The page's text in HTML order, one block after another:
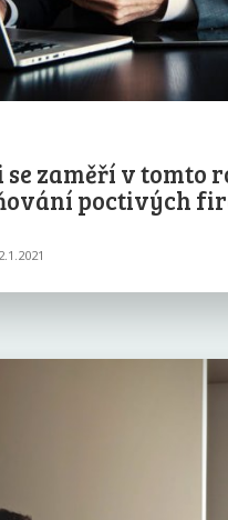
zaměří v tomto
poctivých
2.1.2021